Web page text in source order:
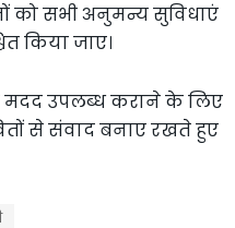
को सभी अनुमन्य सुविधाएं
किया जाए।
मदद उपलब्ध कराने के लिए
से संवाद बनाए रखते हुए